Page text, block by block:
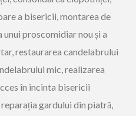
a bisericii, montarea de
unui proscomidiar nou și a
restaurarea candelabrului
mic, realizarea
în incinta bisericii
gardului din piatră,